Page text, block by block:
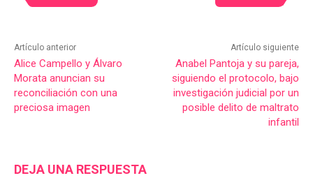
Artículo anterior
Alice Campello y Álvaro
Morata anuncian su
reconciliación con una
preciosa imagen
Artículo siguiente
Anabel Pantoja y su pareja,
siguiendo el protocolo, bajo
investigación judicial por un
posible delito de maltrato
infantil
DEJA UNA RESPUESTA